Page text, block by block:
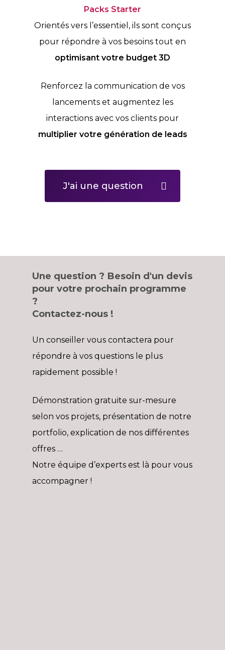
Packs Starter
Orientés vers l’essentiel, ils sont conçus
pour répondre à vos besoins tout en
optimisant votre budget 3D
Renforcez la communication de vos
lancements et augmentez les
interactions avec vos clients pour
multiplier votre génération de leads
J'ai une question
Une question ? Besoin d'un devis
pour votre prochain programme
?
Contactez-nous !
Un conseiller vous contactera pour
répondre à vos questions le plus
rapidement possible !
Démonstration gratuite sur-mesure
selon vos projets, présentation de notre
portfolio, explication de nos différentes
offres …
Notre équipe d’experts est là pour vous
accompagner !